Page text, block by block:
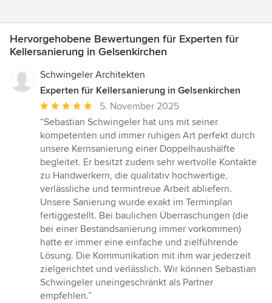
Hervorgehobene Bewertungen für Experten für
Kellersanierung in Gelsenkirchen
Schwingeler Architekten
Experten für Kellersanierung in Gelsenkirchen
Durchschnittliche
Bewertung:
5
von
5
Sternen
5. November 2025
“Sebastian Schwingeler hat uns mit seiner
kompetenten und immer ruhigen Art perfekt durch
unsere Kernsanierung einer Doppelhaushälfte
begleitet. Er besitzt zudem sehr wertvolle Kontakte
zu Handwerkern, die qualitativ hochwertige,
verlässliche und termintreue Arbeit abliefern.
Unsere Sanierung wurde exakt im Terminplan
fertiggestellt. Bei baulichen Überraschungen (die
bei einer Bestandsanierung immer vorkommen)
hatte er immer eine einfache und zielführende
Lösung. Die Kommunikation mit ihm war jederzeit
zielgerichtet und verlässlich. Wir können Sebastian
Schwingeler uneingeschränkt als Partner
empfehlen.”